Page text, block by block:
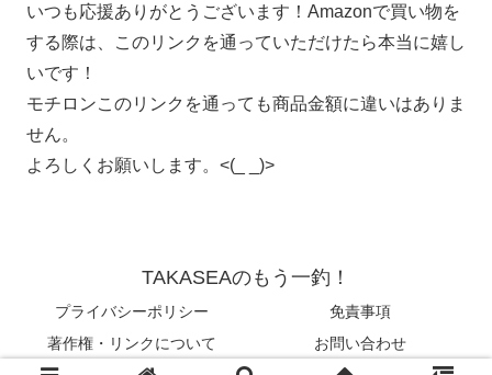
いつも応援ありがとうございます！Amazonで買い物を
する際は、このリンクを通っていただけたら本当に嬉し
いです！
モチロンこのリンクを通っても商品金額に違いはありま
せん。
よろしくお願いします。<(_ _)>
TAKASEAのもう一釣！
プライバシーポリシー
免責事項
著作権・リンクについて
お問い合わせ